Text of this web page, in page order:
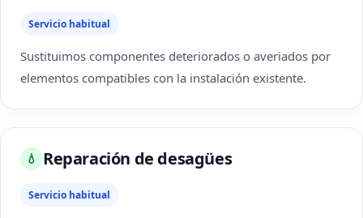
Servicio habitual
Sustituimos componentes deteriorados o averiados por
elementos compatibles con la instalación existente.
💧 Reparación de desagües
Servicio habitual